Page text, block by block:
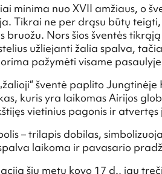
minima nuo XVII amžiaus, o
Tikrai ne per drąsu būtų
bruožu. Nors šios šventės
užliejanti žalia spalva,
pažymėti visame
šventė paplito
kuris yra laikomas Airijos
vietinius pagonis ir
– trilapis dobilas,
laikoma ir pavasario
šių metų kovo 17 d., jau